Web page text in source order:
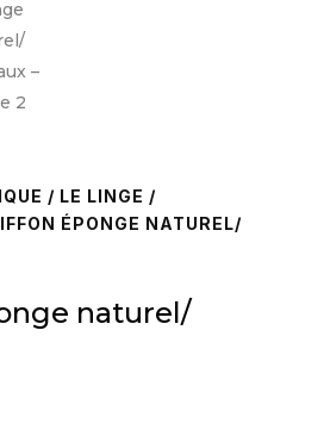
/ LE LINGE /
ÉPONGE NATUREL/
naturel/